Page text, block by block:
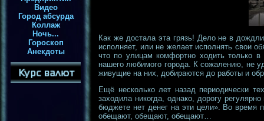
Видео
Город абсурда
Коллаж
Ночь...
Гороскоп
Анекдоты
Как же достала эта грязь! Дело не в
исполняет, или не желает исполнять свои
что по улицам комфортно ходить только
нашего любимого города. К сожалению, не
живущие на них, добираются до работы и
Ещё несколько лет назад периодически
заходила никогда, однако, дорогу
бюджете нет денег на эти цели». Во время
обещают, обещают, обещают…